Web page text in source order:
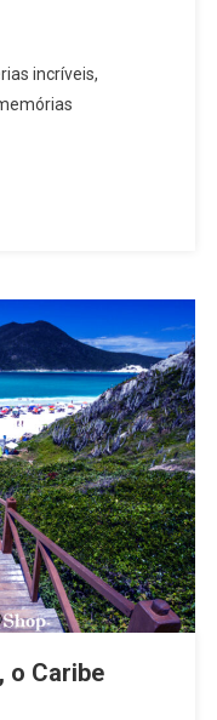
incríveis,
o Caribe